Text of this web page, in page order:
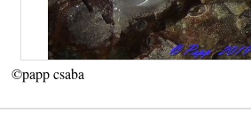
©papp csaba